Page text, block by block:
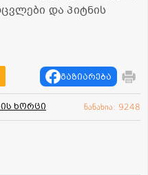
და პიტნის
გაზიარება
ხორცი ნანახია: 9248